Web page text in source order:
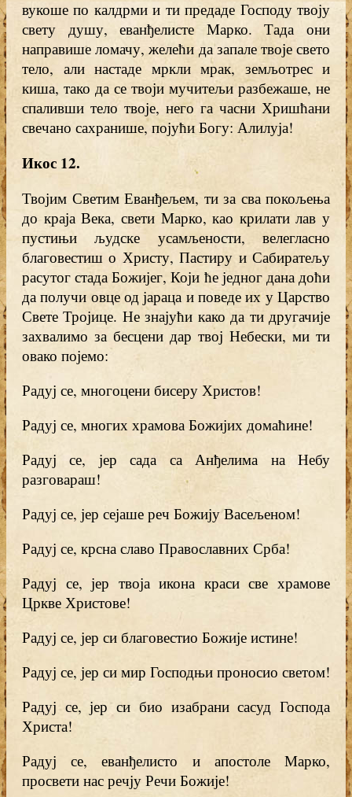
вукоше по калдрми и ти предаде Господу твоју
свету душу, еванђелисте Марко. Тада они
направише ломачу, желећи да запале твоје свето
тело, али настаде мркли мрак, земљотрес и
киша, тако да се твоји мучитељи разбежаше, не
спаливши тело твоје, него га часни Хришћани
свечано сахранише, појући Богу: Алилуја!
Икос 12.
Твојим Светим Еванђељем, ти за сва покољења
до краја Века, свети Марко, као крилати лав у
пустињи људске усамљености, велегласно
благовестиш о Христу, Пастиру и Сабиратељу
расутог стада Божијег, Који ће једног дана доћи
да получи овце од јараца и поведе их у Царство
Свете Тројице. Не знајући како да ти другачије
захвалимо за бесцени дар твој Небески, ми ти
овако појемо:
Радуј се, многоцени бисеру Христов!
Радуј се, многих храмова Божијих домаћине!
Радуј се, јер сада са Анђелима на Небу
разговараш!
Радуј се, јер сејаше реч Божију Васељеном!
Радуј се, крсна славо Православних Срба!
Радуј се, јер твоја икона краси све храмове
Цркве Христове!
Радуј се, јер си благовестио Божије истине!
Радуј се, јер си мир Господњи проносио светом!
Радуј се, јер си био изабрани сасуд Господа
Христа!
Радуј се, еванђелисто и апостоле Марко,
просвети нас речју Речи Божије!